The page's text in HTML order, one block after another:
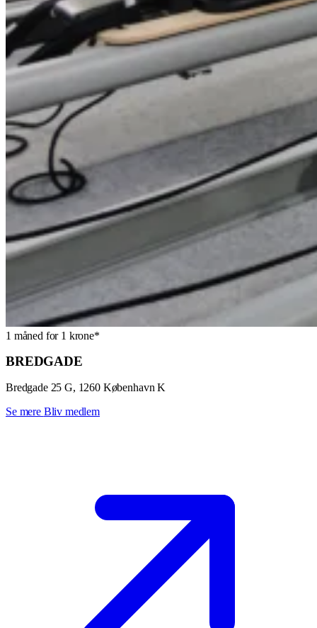
1 måned for 1 krone*
BREDGADE
Bredgade 25 G, 1260 København K
Se mere Bliv medlem